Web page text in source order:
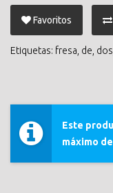
Favoritos
Etiquetas: fresa de dos
Este
máximo